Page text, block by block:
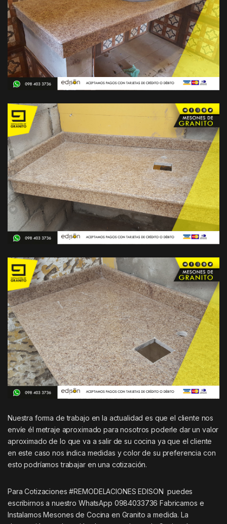
Nuestra forma de trabajo en la actualidad es que el cliente nos
envíe él metraje aproximado para nosotros poderle dar un valor
aproximado de lo que va a salir de su cocina ya que el cliente
en este caso nos indica medidas y color de su preferencia con
esto podríamos trabajar en una cotización.
Para Cotizaciones #REMODELACIONES EDISON puedes
escribirnos a nuestro WhatsApp 0984033736 Fabricamos e
Instalamos Mesones de Cocina en Granito a medida. La